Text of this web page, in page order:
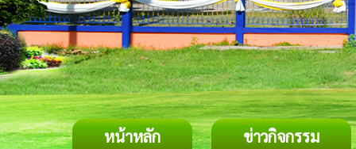
หน้าหลัก ข่าวกิจกรรม